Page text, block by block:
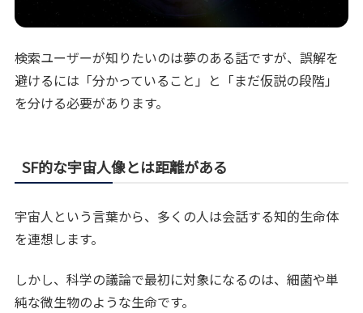
検索ユーザーが知りたいのは夢のある話ですが、誤解を
避けるには「分かっていること」と「まだ仮説の段階」
を分ける必要があります。
SF的な宇宙人像とは距離がある
宇宙人という言葉から、多くの人は会話する知的生命体
を連想します。
しかし、科学の議論で最初に対象になるのは、細菌や単
純な微生物のような生命です。